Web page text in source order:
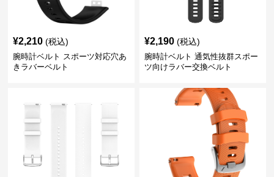
¥2,210 (税込)
腕時計ベルト スポーツ対応穴あ
きラバーベルト
¥2,190 (税込)
腕時計ベルト 通気性抜群スポー
ツ向けラバー交換ベルト